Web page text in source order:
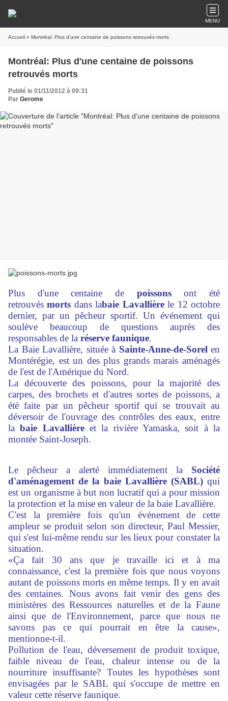
MENU
Accueil » Montréal: Plus d'une centaine de poissons retrouvés morts
Montréal: Plus d'une centaine de poissons
retrouvés morts
Publié le 01/11/2012 à 09:31
Par Gerome
Plus d'une centaine de poissonsont été
retrouvésmorts dans labaie Lavallièrele 12 octobre
dernier, par un pêcheur sportif. Un événement qui
soulève beaucoup de questions auprès des
responsables de la réserve faunique.
La Baie Lavallière, située à Sainte-Anne-de-Sorel en
Montérégie, est un des plus grands marais aménagés
de l'est de l'Amérique du Nord.
La découverte des poissons, pour la majorité des
carpes, des brochets et d'autres sortes de poissons, a
été faite par un pêcheur sportif qui se trouvait au
déversoir de l'ouvrage des contrôles des eaux, entre
labaie Lavallièreet la rivière Yamaska, soit à la
montée Saint-Joseph.
Le pêcheur a alerté immédiatement la Société
d'aménagement de la baie Lavallière (SABL) qui
est un organisme à but non lucratif qui a pour mission
la protection et la mise en valeur de la baie Lavallière.
C'est la première fois qu'un événement de cette
ampleur se produit selon son directeur, Paul Messier,
qui s'est lui-même rendu sur les lieux pour constater la
situation.
«Ça fait 30 ans que je travaille ici et à ma
connaissance, c'est la première fois que nous voyons
autant de poissons morts en même temps. Il y en avait
des centaines. Nous avons fait venir des gens des
ministères des Ressources naturelles et de la Faune
ainsi que de l'Environnement, parce que nous ne
savons pas ce qui pourrait en être la cause»,
mentionne-t-il.
Pollution de l'eau, déversement de produit toxique,
faible niveau de l'eau, chaleur intense ou de la
nourriture insuffisante? Toutes les hypothèses sont
envisagées par le SABL qui s'occupe de mettre en
valeur cette réserve faunique.